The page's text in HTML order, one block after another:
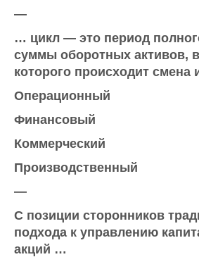
—
… цикл — это период
суммы оборотных активов,
которого происходит смена
Операционный
Финансовый
Коммерческий
Производственный
—
С позиции сторонников
подхода к управлению
акций …